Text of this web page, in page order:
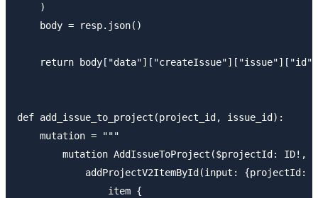
    )
    body = resp.json()
    return body["data"]["createIssue"]["issue"]["id"]
def add_issue_to_project(project_id, issue_id):
    mutation = """
mutation AddIssueToProject($projectId: ID!,
addProjectV2ItemById(input: {projectId:
                item {